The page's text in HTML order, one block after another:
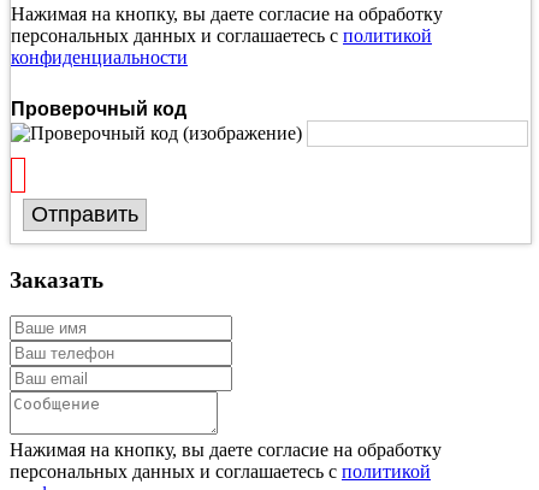
Нажимая на кнопку, вы даете согласие на обработку
персональных данных и соглашаетесь с политикой
конфиденциальности
Проверочный код
Отправить
Заказать
Нажимая на кнопку, вы даете согласие на обработку
персональных данных и соглашаетесь с политикой